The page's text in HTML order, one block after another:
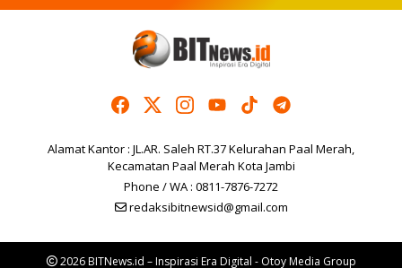
Alamat Kantor : JL.AR. Saleh RT.37 Kelurahan Paal Merah,
Kecamatan Paal Merah Kota Jambi
Phone / WA : 0811-7876-7272
redaksibitnewsid@gmail.com
2026 BITNews.id – Inspirasi Era Digital - Otoy Media Group